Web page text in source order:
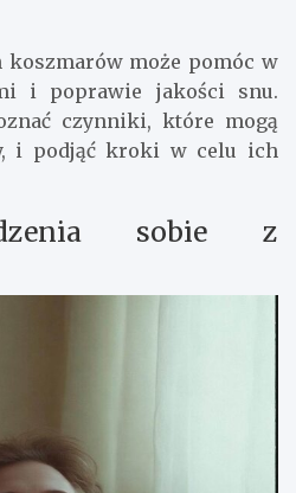
może pomóc w
i poprawie jakości snu.
czynniki, które mogą
i podjąć kroki w celu ich
sobie z